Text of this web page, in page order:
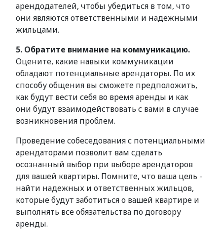
арендодателей, чтобы убедиться в том, что
они являются ответственными и надежными
жильцами.
5. Обратите внимание на коммуникацию.
Оцените, какие навыки коммуникации
обладают потенциальные арендаторы. По их
способу общения вы сможете предположить,
как будут вести себя во время аренды и как
они будут взаимодействовать с вами в случае
возникновения проблем.
Проведение собеседования с потенциальными
арендаторами позволит вам сделать
осознанный выбор при выборе арендаторов
для вашей квартиры. Помните, что ваша цель -
найти надежных и ответственных жильцов,
которые будут заботиться о вашей квартире и
выполнять все обязательства по договору
аренды.